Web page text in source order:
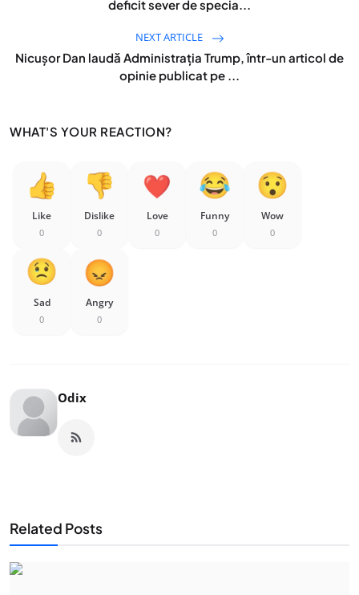
deficit sever de specia...
NEXT ARTICLE
Nicușor Dan laudă Administrația Trump, într-un articol de
opinie publicat pe ...
WHAT'S YOUR REACTION?
Like
0
Dislike
0
Love
0
Funny
0
Wow
0
Sad
0
Angry
0
Odix
Related Posts